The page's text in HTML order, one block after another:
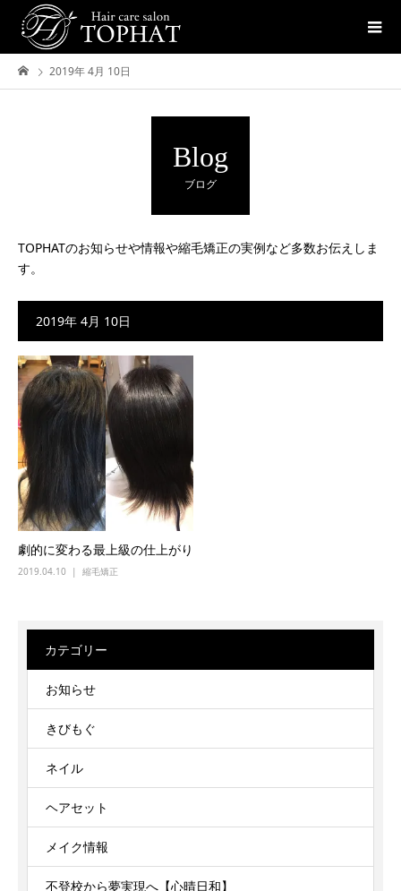
2019年 4月 10日
Blog
ブログ
TOPHATのお知らせや情報や縮毛矯正の実例など多数お伝えしま
す。
2019年 4月 10日
劇的に変わる最上級の仕上がり
2019.04.10 縮毛矯正
カテゴリー
お知らせ
きびもぐ
ネイル
ヘアセット
メイク情報
不登校から夢実現へ【心晴日和】